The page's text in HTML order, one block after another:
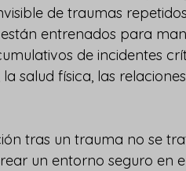
de traumas
entrenados para
de incidentes
salud física, las
tras un trauma no se
un entorno seguro en